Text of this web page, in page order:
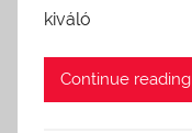
kiváló
Continue reading